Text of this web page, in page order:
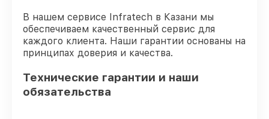
В нашем сервисе Infratech в Казани мы
обеспечиваем качественный сервис для
каждого клиента. Наши гарантии основаны на
принципах доверия и качества.
Технические гарантии и наши
обязательства